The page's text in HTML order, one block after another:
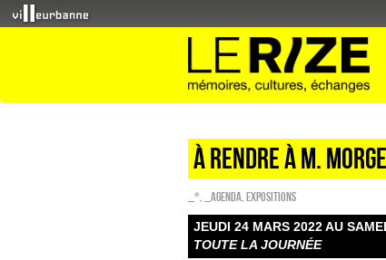
À RENDRE À M.
_* _Agenda EXPOSITIONS
JEUDI 24 MARS 2022 AU
TOUTE LA JOURNÉE